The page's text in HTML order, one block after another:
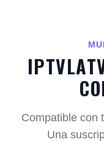
Compatible con
Una